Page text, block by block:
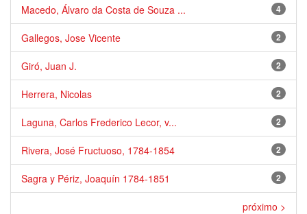
4
Macedo, Álvaro da Costa de Souza ...
2
Gallegos, Jose Vicente
2
Giró, Juan J.
2
Herrera, Nicolas
2
Laguna, Carlos Frederico Lecor, v...
2
Rivera, José Fructuoso, 1784-1854
2
Sagra y Périz, Joaquín 1784-1851
próximo >